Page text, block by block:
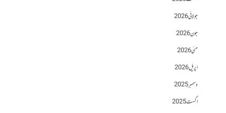
جولائی 2026
جون 2026
مئی 2026
اپریل 2026
دسمبر 2025
اگست 2025